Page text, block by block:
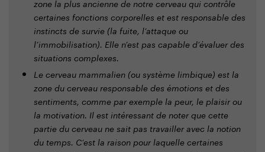
zone la plus ancienne de notre cerveau qui contrôle
certaines fonctions corporelles et est responsable des
instincts de survie (la fuite, l’attaque ou
l’immobilisation). Elle n’est pas capable d’évaluer des
situations complexes.
Le cerveau mammalien (ou système limbique) est la
zone du cerveau responsable des émotions et des
sentiments, comme par exemple la peur, le plaisir ou
la motivation. Il est intéressant de noter que cette
partie du cerveau ne sait pas travailler avec la notion
du temps. C’est la raison pour laquelle certaines